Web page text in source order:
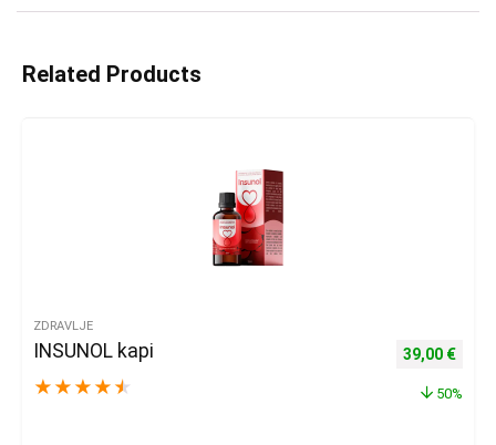
Related Products
ZDRAVLJE
INSUNOL kapi
★ ★ ★ ★ ★
Izvorna
39,00 €
50%